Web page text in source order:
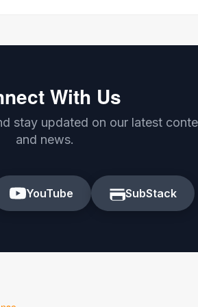
With Us
stay updated on our latest
and news.
YouTube SubStack